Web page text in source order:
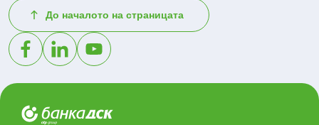
До началото на страницата